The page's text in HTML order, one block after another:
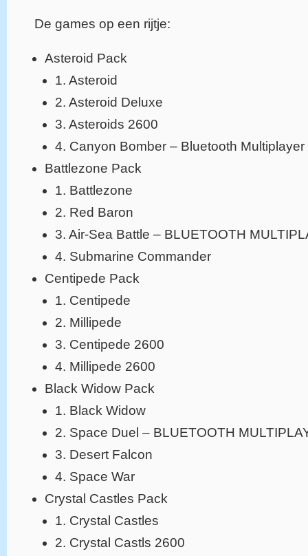
De games op een rijtje:
Asteroid Pack
1. Asteroid
2. Asteroid Deluxe
3. Asteroids 2600
4. Canyon Bomber – Bluetooth Multiplayer
Battlezone Pack
1. Battlezone
2. Red Baron
3. Air-Sea Battle – BLUETOOTH
4. Submarine Commander
Centipede Pack
1. Centipede
2. Millipede
3. Centipede 2600
4. Millipede 2600
Black Widow Pack
1. Black Widow
2. Space Duel – BLUETOOTH
3. Desert Falcon
4. Space War
Crystal Castles Pack
1. Crystal Castles
2. Crystal Castls 2600